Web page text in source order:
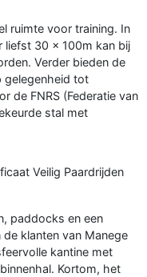
ruimte voor training. In
liefst 30 x 100m kan bij
Verder bieden de
gelegenheid tot
de FNRS (Federatie van
stal met
Veilig Paardrijden
paddocks en een
klanten van Manege
kantine met
Kortom, het